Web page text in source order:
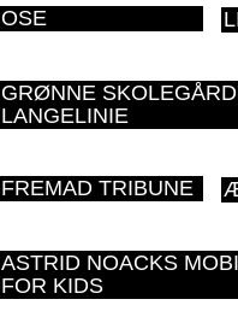
OSE
GRØNNE
LANGELINIE
FREMAD TRIBUNE
ASTRID NOACKS
FOR KIDS